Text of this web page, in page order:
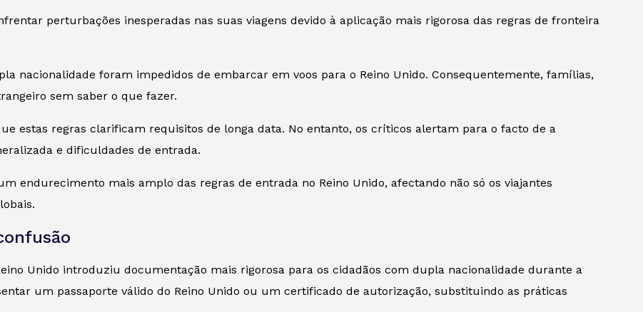
perturbações inesperadas nas suas viagens devido à aplicação mais rigorosa das regras de fronteira
nacionalidade foram impedidos de embarcar em voos para o Reino Unido. Consequentemente, famílias,
sem saber o que fazer.
estas regras clarificam requisitos de longa data. No entanto, os críticos alertam para o facto de a
e dificuldades de entrada.
endurecimento mais amplo das regras de entrada no Reino Unido, afectando não só os viajantes
Unido introduziu documentação mais rigorosa para os cidadãos com dupla nacionalidade durante a
um passaporte válido do Reino Unido ou um certificado de autorização, substituindo as práticas